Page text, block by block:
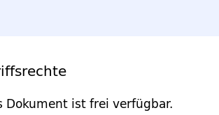
Dokument ist frei verfügbar.